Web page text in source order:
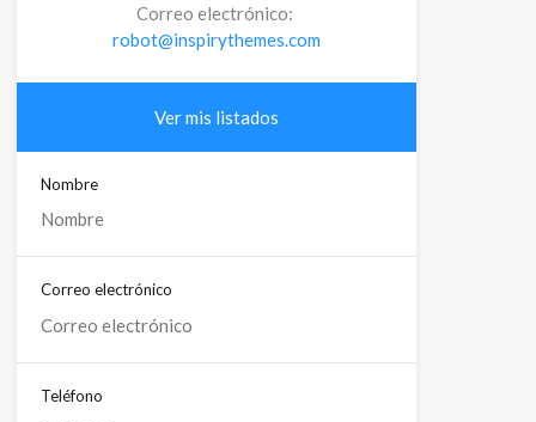
Correo electrónico:
robot@inspirythemes.com
Ver mis listados
Nombre
Correo electrónico
Teléfono